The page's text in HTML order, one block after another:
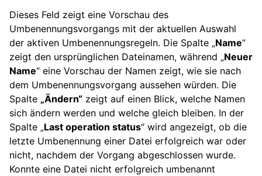
Dieses Feld zeigt eine Vorschau des
Umbenennungsvorgangs mit der aktuellen Auswahl
der aktiven Umbenennungsregeln. Die Spalte „Name“
zeigt den ursprünglichen Dateinamen, während „Neuer
Name“ eine Vorschau der Namen zeigt, wie sie nach
dem Umbenennungsvorgang aussehen würden. Die
Spalte „Ändern“ zeigt auf einen Blick, welche Namen
sich ändern werden und welche gleich bleiben. In der
Spalte „Last operation status“ wird angezeigt, ob die
letzte Umbenennung einer Datei erfolgreich war oder
nicht, nachdem der Vorgang abgeschlossen wurde.
Konnte eine Datei nicht erfolgreich umbenannt